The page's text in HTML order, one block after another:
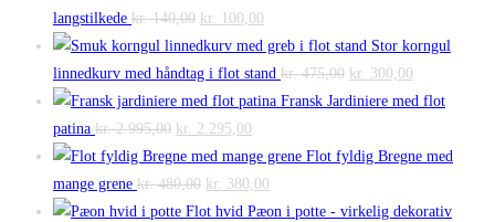
langstilkede kr.140,00 Den
oprindelige
pris
var:
kr. 140,00.
kr. 100,00
aktuelle
pris
er:
Stor korngul
linnedkurv med håndtag i flot stand kr.475,00 Den
oprindelige
var:
kr. 300,00
aktuelle
er:
Fransk Jardiniere med flot
patina kr.2.995,00 Den
oprindelige
pris
var:
kr. 2.295,00
aktuelle
pris
er:
Flot fyldig Bregne med
mange grene kr.480,00 Den
oprindelige
kr. 380,00
aktuelle
Flot hvid Pæon i potte - virkelig dekorativ